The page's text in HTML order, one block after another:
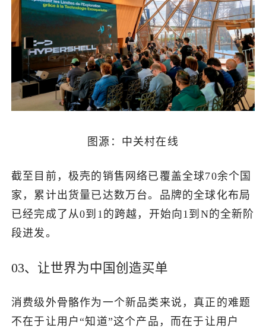
图源：中关村在线
截至目前，极壳的销售网络已覆盖全球70余个国
家，累计出货量已达数万台。品牌的全球化布局
已经完成了从0到1的跨越，开始向1到N的全新阶
段进发。
03、让世界为中国创造买单
消费级外骨骼作为一个新品类来说，真正的难题
不在于让用户“知道”这个产品，而在于让用户